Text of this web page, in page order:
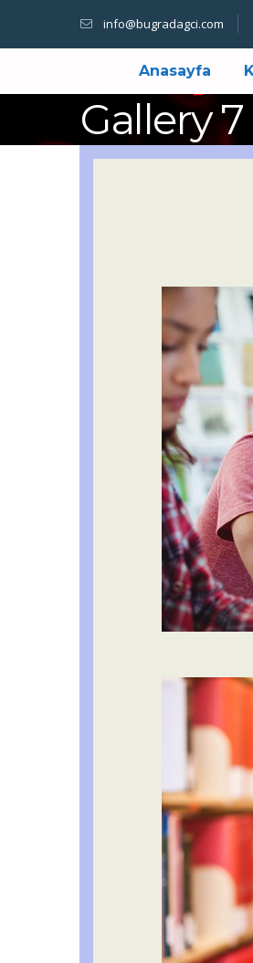
info@bugradagci.com
Anasayfa
Gallery 7